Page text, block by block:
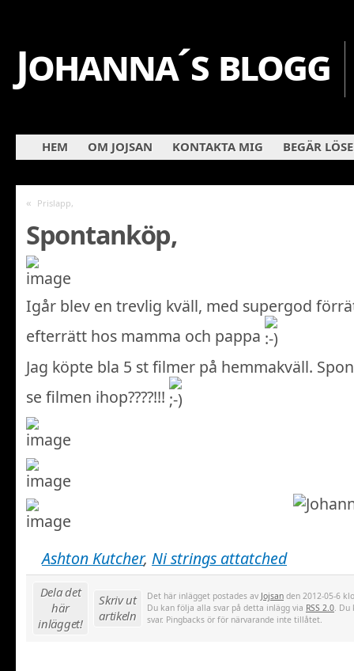
Johanna´s blogg
HEM OM JOJSAN KONTAKTA MIG BEGÄR
« Prislapp,
Spontanköp,
Igår blev en trevlig kväll, med supergod
efterrätt hos mamma och pappa
Jag köpte bla 5 st filmer på hemmakväll.
se filmen ihop????!!!
Ashton Kutcher, Ni strings attatched
Dela det
här
inlägget!
Skriv ut
artikeln
Det här inlägget postades av Jojsan den 2012-05-6
Du kan följa alla svar på detta inlägg via RSS 2.0. Du
svar. Pingbacks ör för närvarande inte tillåtet.